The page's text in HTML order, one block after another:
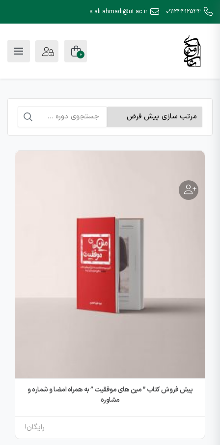
09124412544
s.ali.ahmadi@ut.ac.ir
0
جستجو
برای:
پیش فروش کتاب ” مین های موفقیت ” به همراه امضا و شماره و
مشاوره
رایگان!